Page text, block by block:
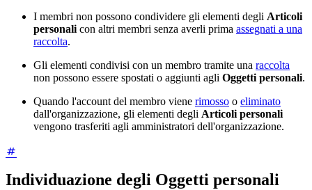
I membri non possono condividere gli elementi degli Articoli
personali con altri membri senza averli prima assegnati a una
raccolta.
Gli elementi condivisi con un membro tramite una raccolta
non possono essere spostati o aggiunti agli Oggetti personali.
Quando l'account del membro viene rimosso o eliminato
dall'organizzazione, gli elementi degli Articoli personali
vengono trasferiti agli amministratori dell'organizzazione.
Individuazione degli Oggetti personali